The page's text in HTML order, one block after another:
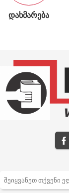
ᲓᲐᲮᲛᲐᲠᲔᲑᲐ